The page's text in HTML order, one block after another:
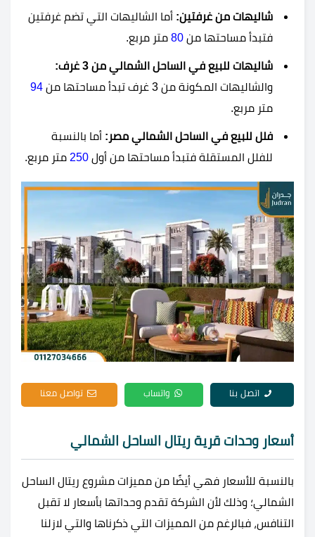
شاليهات من غرفتين: أما الشاليهات التي تضم غرفتين
فتبدأ مساحتها من 80 متر مربع.
شاليهات للبيع في الساحل الشمالي من 3 غرف:
والشاليهات المكونة من 3 غرف تبدأ مساحتها من
94
متر مربع.
فلل للبيع في الساحل الشمالي مصر: أما بالنسبة
للفلل المستقلة فتبدأ مساحتها من أول 250 متر مربع.
اتصل بنا واتساب تواصل معنا
أسعار وحدات قرية ريتال الساحل الشمالي
بالنسبة للأسعار فهي أيضًا من مميزات مشروع ريتال الساحل
الشمالي؛ وذلك لأن الشركة تقدم وحداتها بأسعار لا تقبل
التنافس، فبالرغم من المميزات التي ذكرناها والتي لازلنا